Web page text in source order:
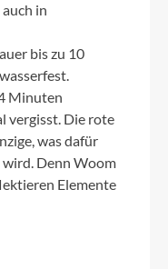
in
bis zu 10
Minuten
vergisst. Die rote
was dafür
wird. Denn Woom
Elemente